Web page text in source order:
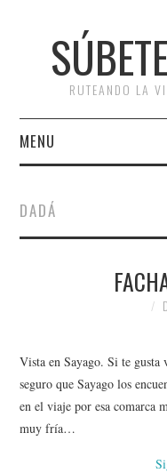
RUTEANDO LA
MENU
RUTAS
#ARVI
AMIGOS
DADÁ
Vista en Sayago. Si te
seguro que Sayago los
en el viaje por esa comarca
muy fría…